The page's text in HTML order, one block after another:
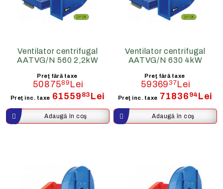
Ventilator centrifugal
AATVG/N 560 2,2kW
Preţ fără taxe
5087589 Lei
Preţ inc. taxe 61559 83 Lei
Ventilator centrifugal
AATVG/N 630 4kW
Preţ fără taxe
5936937 Lei
Preţ inc. taxe 71836 94 Lei